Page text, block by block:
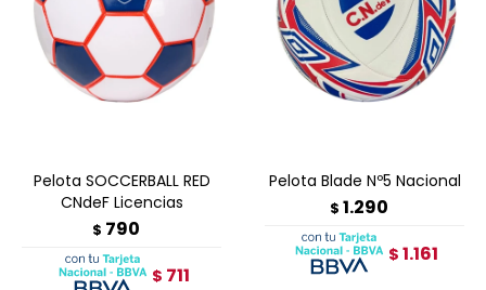
Pelota SOCCERBALL RED
CNdeF Licencias
$ 790
$ 711
Pelota Blade Nº5 Nacional
$ 1.290
$ 1.161